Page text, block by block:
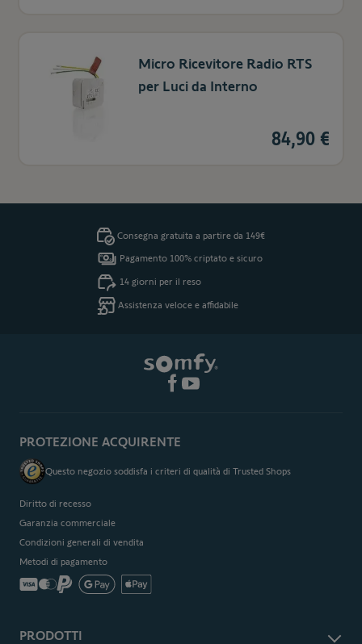
Micro Ricevitore Radio RTS
per Luci da Interno
84,90 €
Consegna gratuita a partire da 149€
Pagamento 100% criptato e sicuro
14 giorni per il reso
Assistenza veloce e affidabile
PRODOTTI
PROTEZIONE ACQUIRENTE
Questo negozio soddisfa i criteri di qualità di Trusted Shops
Diritto di recesso
Garanzia commerciale
Condizioni generali di vendita
Metodi di pagamento